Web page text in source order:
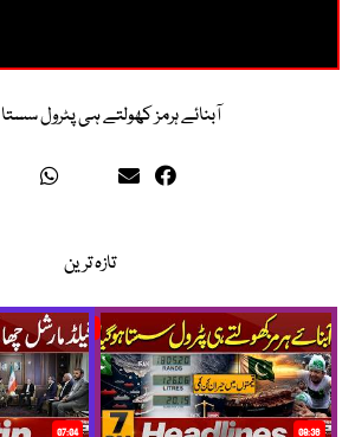
آبنائے ہرمز کھولتے ہی پٹرول
تازہ ترین
08:36
07:04